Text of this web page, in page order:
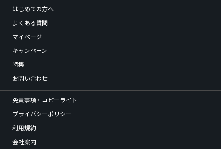
はじめての方へ
よくある質問
マイページ
キャンペーン
特集
お問い合わせ
免責事項・コピーライト
プライバシーポリシー
利用規約
会社案内